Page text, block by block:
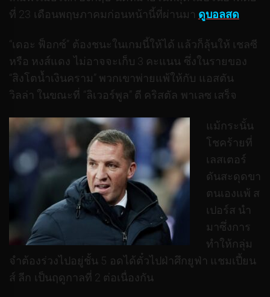
ที่ 23 เดือนพฤษภาคมก่อนหน้านี้ที่ผ่านมา ดูบอลสด
“เดอะ ฟ็อกซ์” ต้องชนะในเกมนี้ให้ได้ แล้วก็ลุ้นให้ เชลซี
หรือ หงส์แดง ไม่อาจจะเก็บ 3 คะแนน ซึ่งในรายของ
“สิงโตน้ำเงินคราม” พวกเขาพ่ายแพ้ให้กับ แอสตัน
วิลล่า ในขณะที่ “ลิเวอร์พูล” ตี คริสตัล พาเลซ เสร็จ
แม้กระนั้น
โชคร้ายที่
เลสเตอร์
ดันสะดุดขา
ตนเองแพ้ ส
เปอร์ส นำ
มาซึ่งการ
ทำให้กลุ่ม
จำต้องร่วงไปอยู่ชั้น 5 อดได้ตั๋วไปฝ่าศึกยูฟ่า แชมเปี้ยน
ส์ ลีก เป็นฤดูกาลที่ 2 ต่อเนื่องกัน